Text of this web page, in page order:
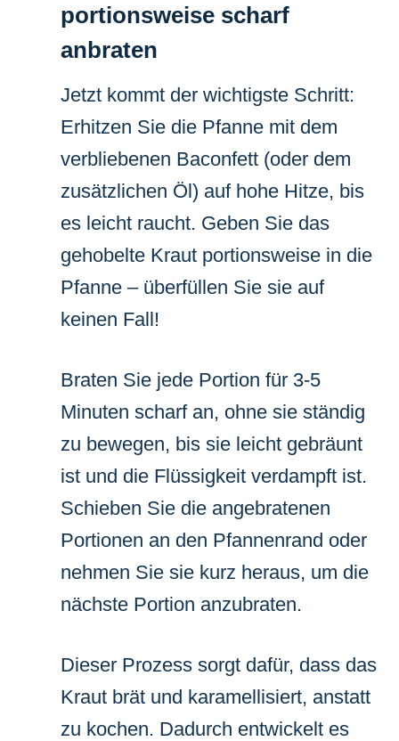
portionsweise scharf
anbraten
Jetzt kommt der wichtigste Schritt:
Erhitzen Sie die Pfanne mit dem
verbliebenen Baconfett (oder dem
zusätzlichen Öl) auf hohe Hitze, bis
es leicht raucht. Geben Sie das
gehobelte Kraut portionsweise in die
Pfanne – überfüllen Sie sie auf
keinen Fall!
Braten Sie jede Portion für 3-5
Minuten scharf an, ohne sie ständig
zu bewegen, bis sie leicht gebräunt
ist und die Flüssigkeit verdampft ist.
Schieben Sie die angebratenen
Portionen an den Pfannenrand oder
nehmen Sie sie kurz heraus, um die
nächste Portion anzubraten.
Dieser Prozess sorgt dafür, dass das
Kraut brät und karamellisiert, anstatt
zu kochen. Dadurch entwickelt es